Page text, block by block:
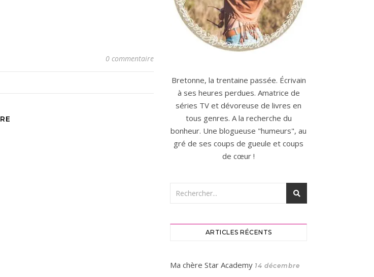
0 commentaire
Bretonne, la trentaine passée. Écrivain
à ses heures perdues. Amatrice de
séries TV et dévoreuse de livres en
tous genres. A la recherche du
bonheur. Une blogueuse "humeurs", au
gré de ses coups de gueule et coups
de cœur !
ARTICLES RÉCENTS
Ma chère Star Academy 14 décembre